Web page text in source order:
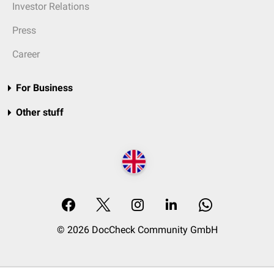
Investor Relations
Press
Career
For Business
Other stuff
© 2026 DocCheck Community GmbH